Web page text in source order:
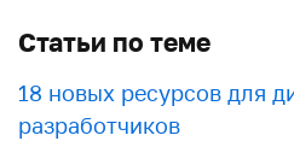
Статьи по теме
18 новых ресурсов для
разработчиков